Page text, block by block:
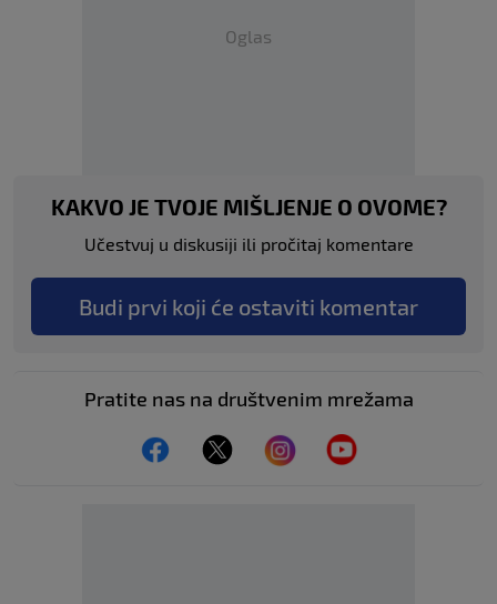
Oglas
KAKVO JE TVOJE MIŠLJENJE O OVOME?
Učestvuj u diskusiji ili pročitaj komentare
Budi prvi koji će ostaviti komentar
Pratite nas na društvenim mrežama